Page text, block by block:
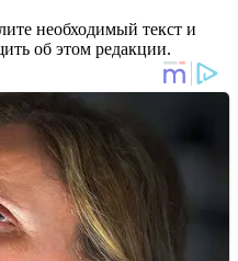
необходимый текст и
об этом редакции.